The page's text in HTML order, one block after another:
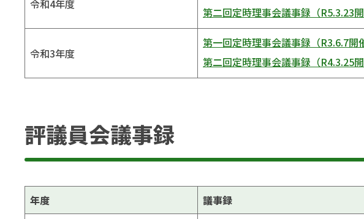
令和4年度
第二回定時理事会議事録（R5.3.23開
令和3年度
第一回定時理事会議事録（R3.6.7開
第二回定時理事会議事録（R4.3.25開
評議員会議事録
年度
議事録